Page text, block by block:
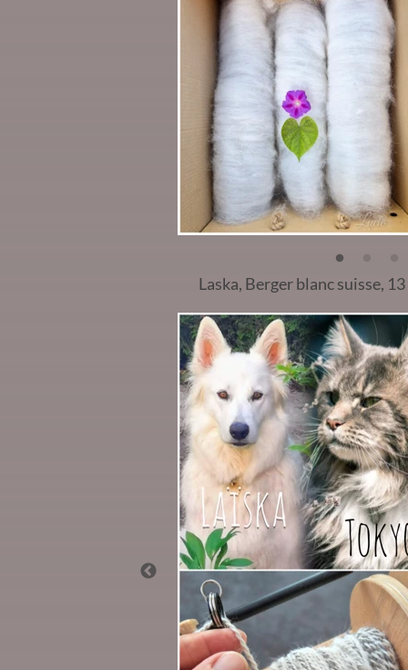
Laska, Berger blanc suisse,